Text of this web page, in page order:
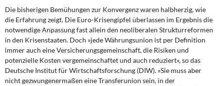
Die bisherigen Bemühungen zur Konvergenz waren halbherzig, wie
die Erfahrung zeigt. Die Euro-Krisengipfel überlassen im Ergebnis die
notwendige Anpassung fast allein den neoliberalen Strukturreformen
in den Krisenstaaten. Doch »jede Währungsunion ist per Definition
immer auch eine Versicherungsgemeinschaft, die Risiken und
potenzielle Kosten vergemeinschaftet und auch reduziert«, so das
Deutsche Institut für Wirtschaftsforschung (DIW). »Sie muss aber
nicht gezwungenermaßen eine Transferunion sein, in der